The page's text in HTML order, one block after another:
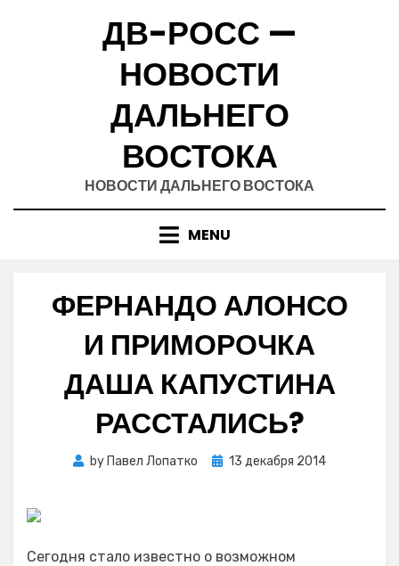
ДВ-РОСС —
НОВОСТИ
ДАЛЬНЕГО
ВОСТОКА
НОВОСТИ ДАЛЬНЕГО ВОСТОКА
MENU
ФЕРНАНДО АЛОНСО
И ПРИМОРОЧКА
ДАША КАПУСТИНА
РАССТАЛИСЬ?
by Павел Лопатко
Posted
13 декабря 2014
Сегодня стало известно о возможном